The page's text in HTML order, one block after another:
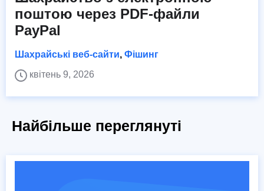
поштою через PDF-файли
PayPal
Шахрайські веб-сайти, Фішинг
квітень 9, 2026
Найбільше переглянуті